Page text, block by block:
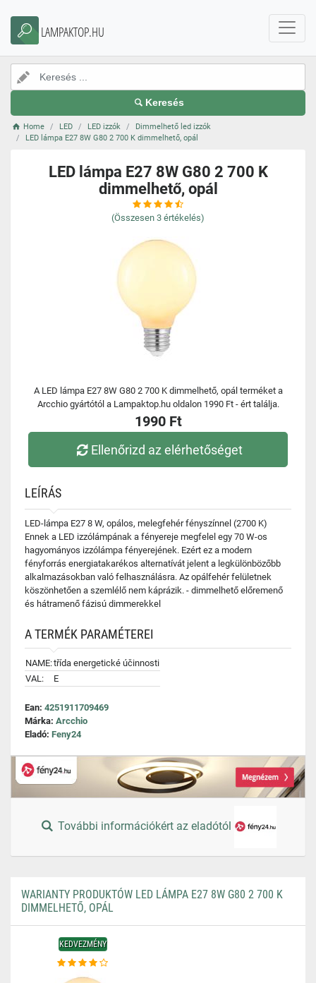
LAMPAKTOP.HU
Keresés
Home LED LED izzók
Dimmelhető led izzók
LED lámpa E27 8W G80 2 700 K dimmelhető, opál
LED lámpa E27 8W G80 2 700 K
dimmelhető, opál
(Összesen 3 értékelés)
A LED lámpa E27 8W G80 2 700 K dimmelhető, opál terméket a
Arcchio gyártótól a Lampaktop.hu oldalon 1990 Ft - ért találja.
1990 Ft
Ellenőrizd az elérhetőséget
LEÍRÁS
LED-lámpa E27 8 W, opálos, melegfehér fényszínnel (2700 K)
Ennek a LED izzólámpának a fényereje megfelel egy 70 W-os
hagyományos izzólámpa fényerejének. Ezért ez a modern
fényforrás energiatakarékos alternatívát jelent a legkülönbözőbb
alkalmazásokban való felhasználásra. Az opálfehér felületnek
köszönhetően a szemlélő nem káprázik. - dimmelhető előremenő
és hátramenő fázisú dimmerekkel
A TERMÉK PARAMÉTEREI
NAME:třída energetické účinnosti
VAL:
E
Ean: 4251911709469
Márka: Arcchio
Eladó: Feny24
További információkért az eladótól
WARIANTY PRODUKTÓW LED LÁMPA E27 8W G80 2 700 K
DIMMELHETŐ, OPÁL
KEDVEZMÉNY